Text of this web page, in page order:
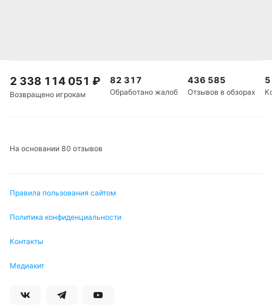
Обновлено:
2 338 114 051 ₽
Возвращено игрокам
82 317
Обработано жалоб
436 585
Отзывов в обзорах
На основании 80 отзывов
Правила пользования сайтом
Политика конфиденциальности
Контакты
Медиакит